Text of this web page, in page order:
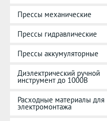
Прессы механические
Прессы гидравлические
Прессы аккумуляторные
Диэлектрический ручной
инструмент до 1000В
Расходные материалы для
электромонтажа